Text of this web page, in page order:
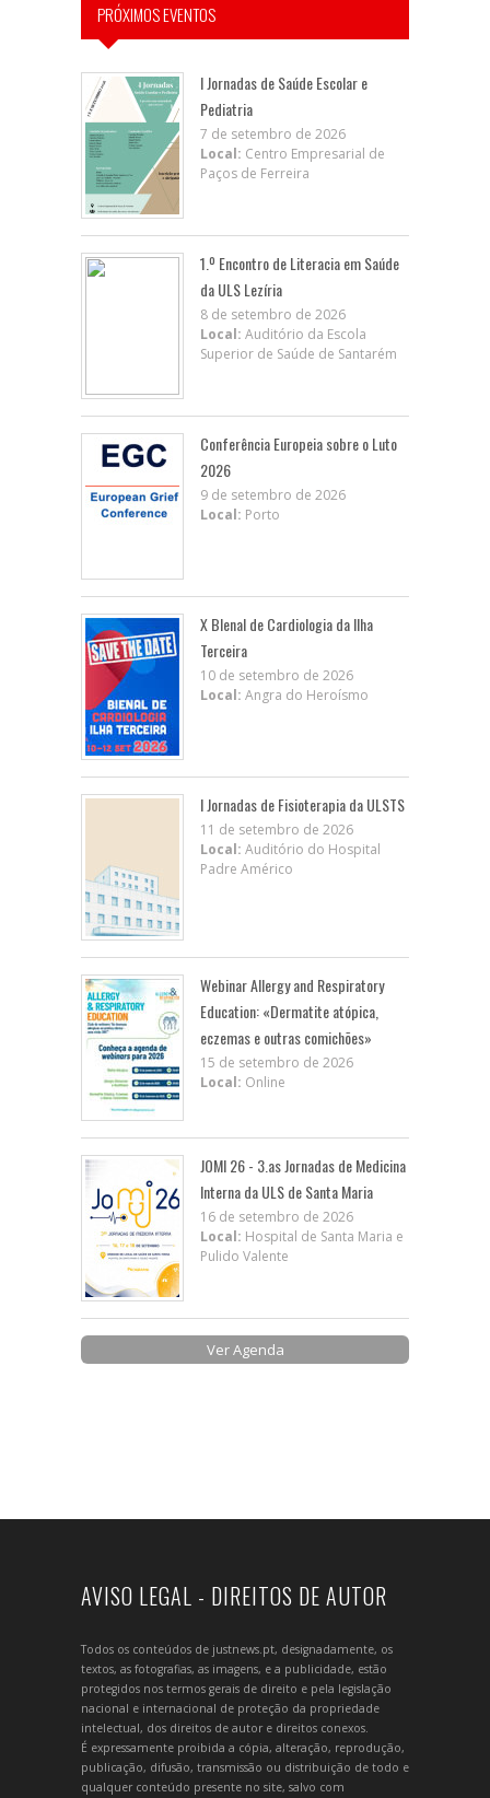
PRÓXIMOS EVENTOS
I Jornadas de Saúde Escolar e
Pediatria
7 de setembro de 2026
Local: Centro Empresarial de
Paços de Ferreira
1.º Encontro de Literacia em Saúde
da ULS Lezíria
8 de setembro de 2026
Local: Auditório da Escola
Superior de Saúde de Santarém
Conferência Europeia sobre o Luto
2026
9 de setembro de 2026
Local: Porto
X BIenal de Cardiologia da Ilha
Terceira
10 de setembro de 2026
Local: Angra do Heroísmo
I Jornadas de Fisioterapia da ULSTS
11 de setembro de 2026
Local: Auditório do Hospital
Padre Américo
Webinar Allergy and Respiratory
Education: «Dermatite atópica,
eczemas e outras comichões»
15 de setembro de 2026
Local: Online
JOMI 26 - 3.as Jornadas de Medicina
Interna da ULS de Santa Maria
16 de setembro de 2026
Local: Hospital de Santa Maria e
Pulido Valente
Ver Agenda
AVISO LEGAL - DIREITOS DE AUTOR
Todos os conteúdos de justnews.pt, designadamente, os
textos, as fotografias, as imagens, e a publicidade, estão
protegidos nos termos gerais de direito e pela legislação
nacional e internacional de proteção da propriedade
intelectual, dos direitos de autor e direitos conexos.
É expressamente proibida a cópia, alteração, reprodução,
publicação, difusão, transmissão ou distribuição de todo e
qualquer conteúdo presente no site, salvo com